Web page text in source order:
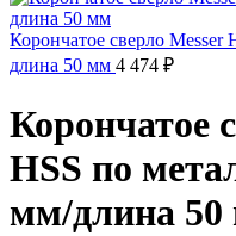
Корончатое сверло
длина 50 мм 4 474 ₽
Корончатое
HSS по
мм/длина